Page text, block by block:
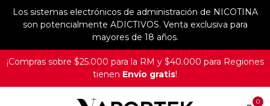
Los sistemas electrónicos de administración de NICOTINA
son potencialmente ADICTIVOS. Venta exclusiva para
mayores de 18 años.
¡Compras sobre $25.000 para la RM y $40.000 para Regiones
tienen Envío gratis!
0